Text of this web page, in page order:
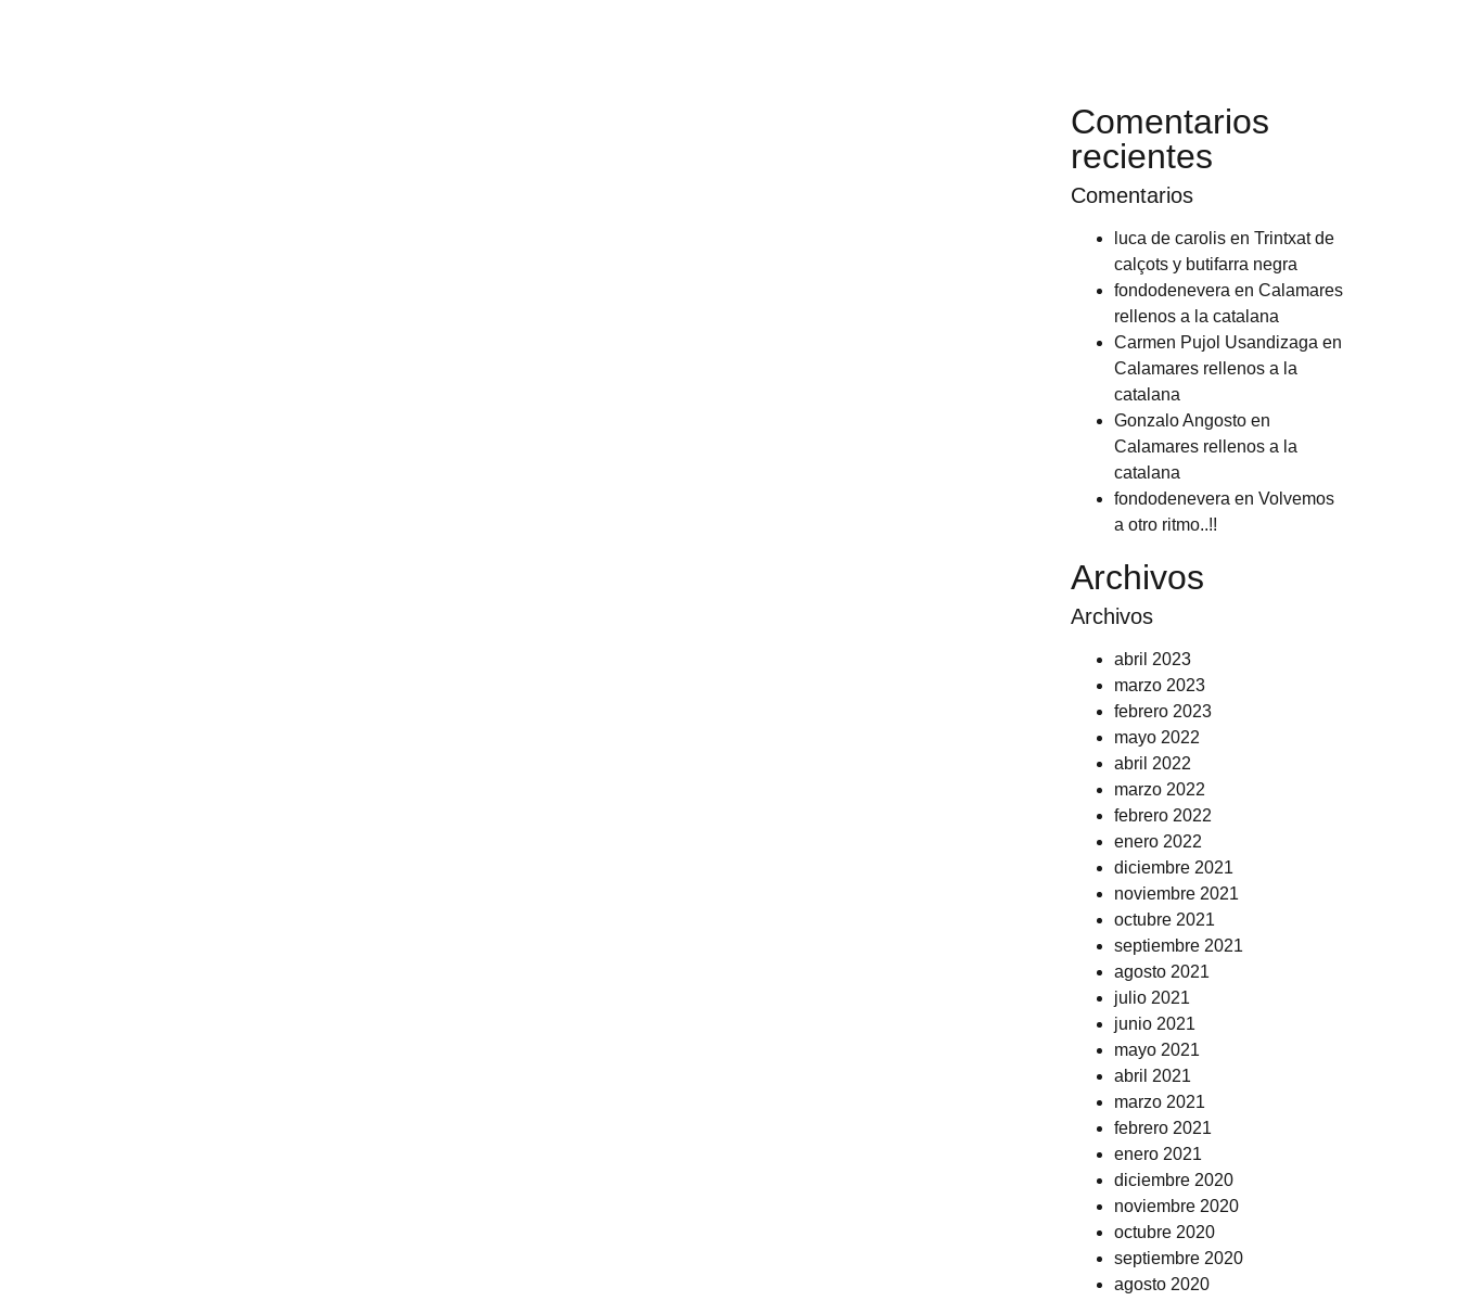
Comentarios
recientes
Comentarios
luca de carolis en Trintxat de
calçots y butifarra negra
fondodenevera en Calamares
rellenos a la catalana
Carmen Pujol Usandizaga en
Calamares rellenos a la
catalana
Gonzalo Angosto en
Calamares rellenos a la
catalana
fondodenevera en Volvemos
a otro ritmo..!!
Archivos
Archivos
abril 2023
marzo 2023
febrero 2023
mayo 2022
abril 2022
marzo 2022
febrero 2022
enero 2022
diciembre 2021
noviembre 2021
octubre 2021
septiembre 2021
agosto 2021
julio 2021
junio 2021
mayo 2021
abril 2021
marzo 2021
febrero 2021
enero 2021
diciembre 2020
noviembre 2020
octubre 2020
septiembre 2020
agosto 2020